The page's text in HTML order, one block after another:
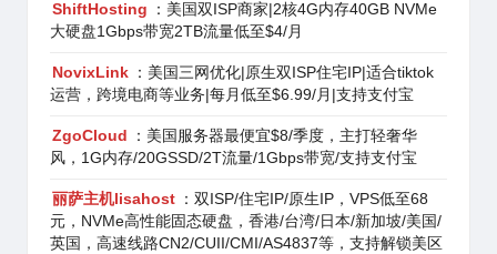
ShiftHosting
：美国双ISP商家|2核4G内存40GB NVMe
大硬盘1Gbps带宽2TB流量低至$4/月
NovixLink ：美国三网优化|原生双ISP住宅IP|适合tiktok
运营，跨境电商等业务|每月低至$6.99/月|支持支付宝
ZgoCloud
：美国服务器最便宜$8/季度，主打轻奢华
风，1G内存/20GSSD/2T流量/1Gbps带宽/支持支付宝
丽萨主机lisahost ：双ISP/住宅IP/原生IP，VPS低至68
元，NVMe高性能固态硬盘，香港/台湾/日本/新加坡/美国/
英国，高速线路CN2/CUII/CMI/AS4837等，支持解锁美区